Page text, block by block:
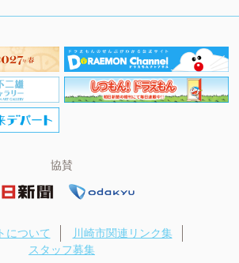
協賛
について
川崎市関連リンク集
スタッフ募集